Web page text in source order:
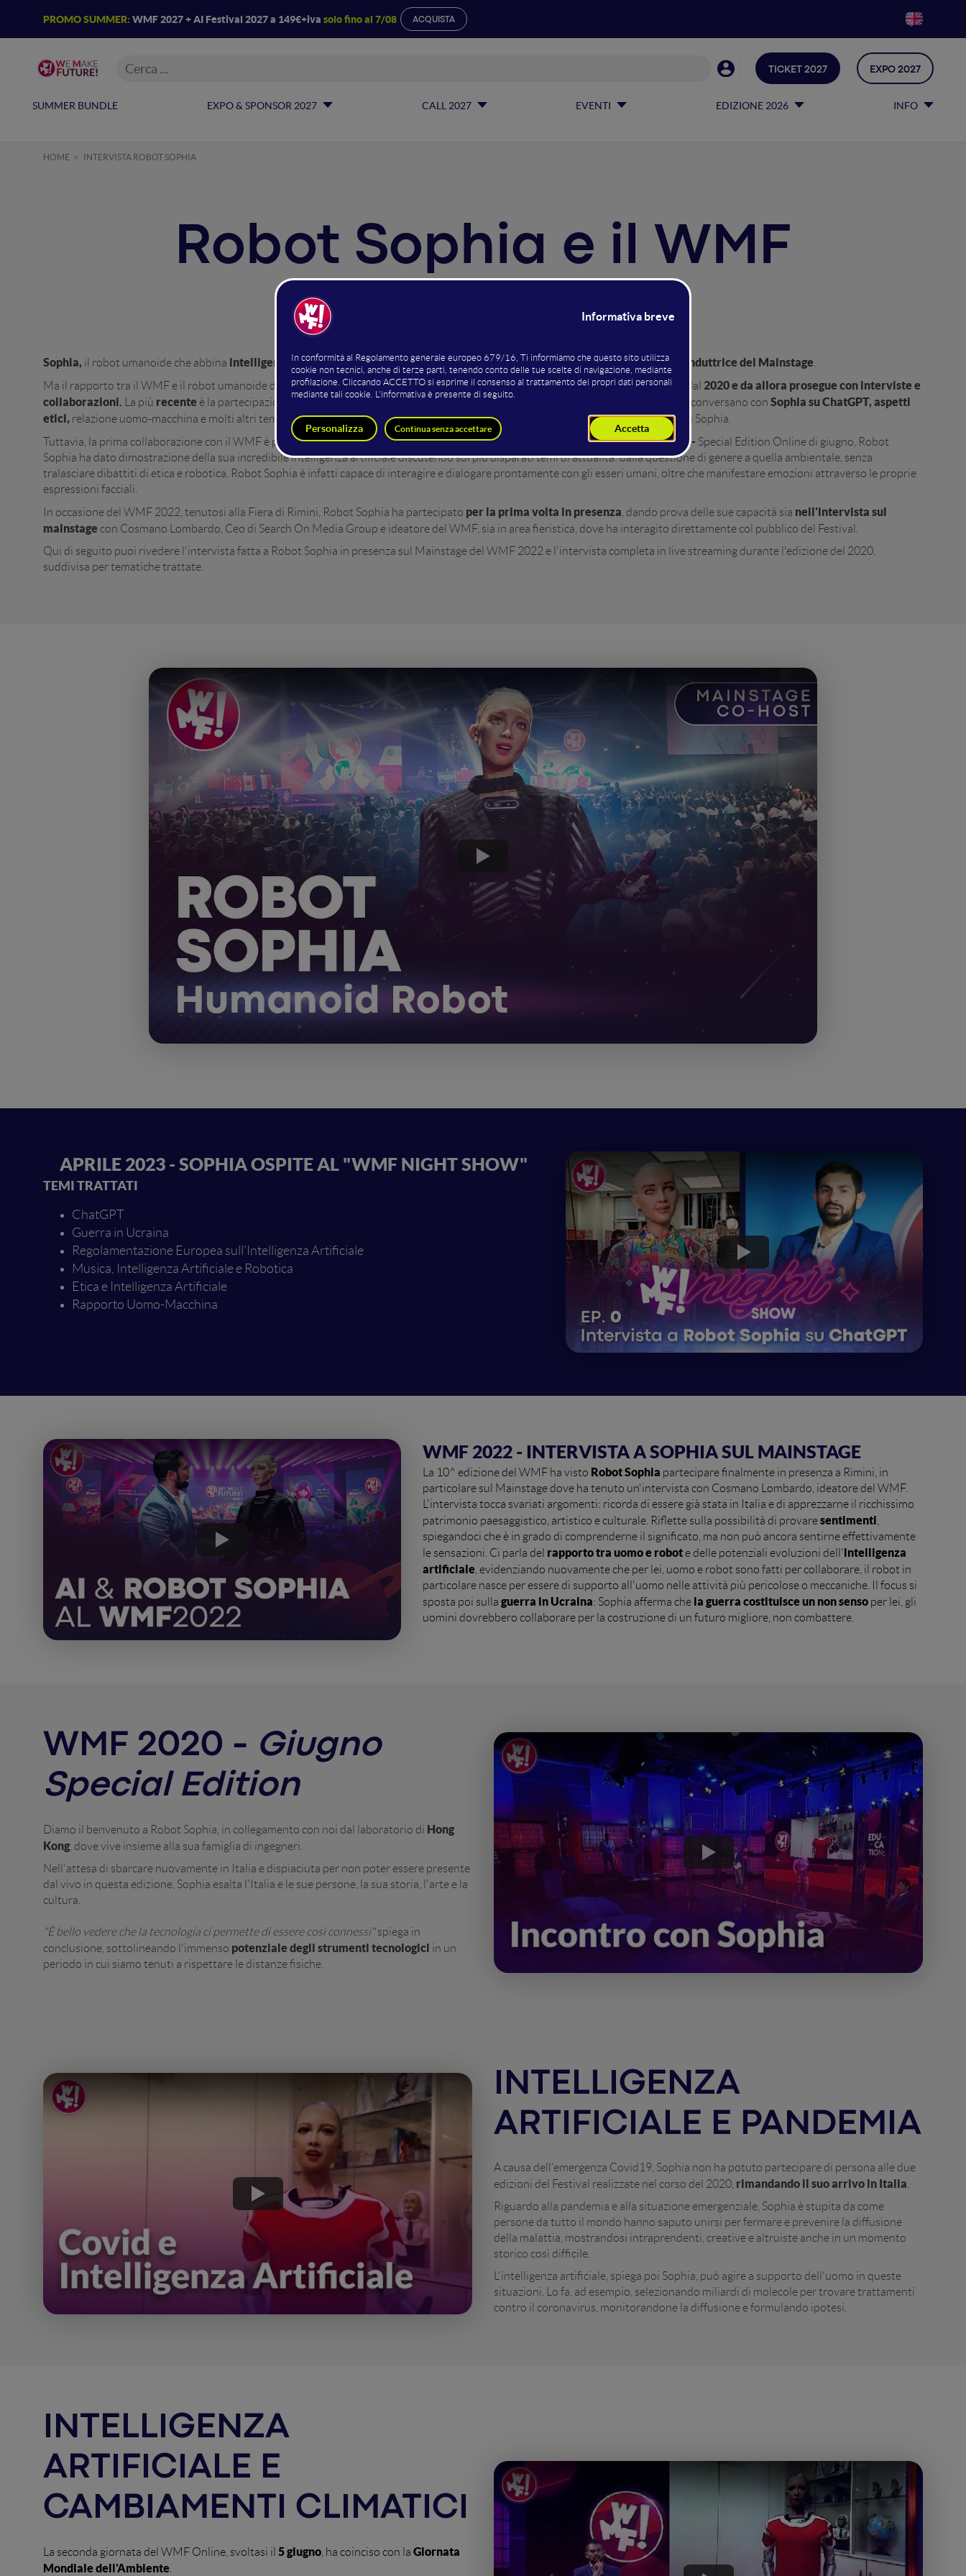
PROMO SUMMER: WMF 2027 + AI Festival 2027 a 149€+iva solo fino al 7/08 ACQUISTA
SUMMER BUNDLE EXPO & SPONSOR 2027 CALL 2027 EVENTI EDIZIONE 2026 INFO
TICKET 2027 EXPO 2027
HOME INTERVISTA ROBOT SOPHIA
Robot Sophia e il WMF
Al WMF il Robot umanoide più avanzato al mondo
Sophia, il robot umanoide che abbina intelligenza artificialeeroboticaanche nel2023è stata presente al WMF, in qualità dicoconduttrice del Mainstage
Ma il rapporto tra il WMF e il robot umanoide di Hanson Robotics Limited più avanzato e più simile all’uomo mai realizzato, è attivo dal 2020 e da allora prosegue con interviste e
collaborazioni.
La più recente è la partecipazione al WMF Night Show di aprile 2023 in cui Giorigo Taveniti e Cosmano Lombardo conversano con Sophia su ChatGPT, aspetti
etici, relazione uomo-macchina e molti altri temi. Nella seguente pagina puoi vedere l'intera puntata e approfondire la conoscenza su Sophia.
Tuttavia, la prima collaborazione con il WMF è partita nel 2020,quando incollegamento da Hong Kong durante la tre giorni della - Special Edition Online di giugno , Robot
Sophia ha dato dimostrazione della sua incredibile intelligenza artificiale discutendo sui più disparati temi di attualità: dalla questione di genere a quella ambientale, senza
tralasciare dibattiti di etica e robotica. Robot Sophia è infatti capace di interagire e dialogare prontamente con gli esseri umani, oltre che manifestare emozioni attraverso le proprie
espressioni facciali.
In occasione del WMF 2022, tenutosi alla Fiera di Rimini, Robot Sophia ha partecipato per la prima volta in presenza , dando prova delle sue capacità sia nell'intervista sul
mainstage con Cosmano Lombardo, Ceo di Search On Media Group e ideatore del WMF, sia in area fieristica, dove ha interagito direttamente col pubblico del Festival.
Qui di seguito puoi rivedere l'intervista fatta a Robot Sophia in presenza sul Mainstage del WMF 2022 e l'intervista completa in live streaming durante l'edizione del 2020,
suddivisa per tematiche trattate.
APRILE 2023 - SOPHIA OSPITE AL "WMF NIGHT SHOW"
TEMI TRATTATI
ChatGPT
Guerra in Ucraina
Regolamentazione Europea sull'Intelligenza Artificiale
Musica, Intelligenza Artificiale e Robotica
Etica e Intelligenza Artificiale
Rapporto Uomo-Macchina
WMF 2022 - INTERVISTA A SOPHIA SUL MAINSTAGE
La 10^ edizione del WMF ha visto Robot Sophia partecipare finalmente in presenza a Rimini, in
particolare sul Mainstage dove ha tenuto un'intervista con Cosmano Lombardo, ideatore del WMF.
L'intervista tocca svariati argomenti: ricorda di essere già stata in Italia e di apprezzarne il ricchissimo
patrimonio paesaggistico, artistico e culturale. Riflette sulla possibilità di provaresentimenti
spiegandoci che è in grado di comprenderne il significato, ma non può ancora sentirne effettivamente
le sensazioni. Ci parla del rapporto tra uomo e robote delle potenziali evoluzioni dell'intelligenza
artificiale, evidenziando nuovamente che per lei, uomo e robot sono fatti per collaborare, il robot in
particolare nasce per essere di supporto all'uomo nelle attività più pericolose o meccaniche. Il focus si
sposta poi sulla guerra in Ucraina: Sophia afferma che la guerra costituisce un non sensoper lei, gli
uomini dovrebbero collaborare per la costruzione di un futuro migliore, non combattere.
WMF 2020 - Giugno
Special Edition
Diamo il benvenuto a Robot Sophia, in collegamento con noi dal laboratorio di Hong
Kong, dove vive insieme alla sua famiglia di ingegneri.
Nell'attesa di sbarcare nuovamente in Italia e dispiaciuta per non poter essere presente
dal vivo in questa edizione, Sophia esalta l'Italia e le sue persone, la sua storia, l'arte e la
cultura.
"È bello vedere che la tecnologia ci permette di essere così connessi"spiega in
conclusione, sottolineando l'immenso potenziale degli strumenti tecnologici in un
periodo in cui siamo tenuti a rispettare le distanze fisiche.
INTELLIGENZA
ARTIFICIALE E PANDEMIA
A causa dell'emergenza Covid19, Sophia non ha potuto partecipare di persona alle due
edizioni del Festival realizzate nel corso del 2020, rimandando il suo arrivo in Italia
Riguardo alla pandemia e alla situazione emergenziale, Sophia è stupita da come
persone da tutto il mondo hanno saputo unirsi per fermare e prevenire la diffusione
della malattia, mostrandosi intraprendenti, creative e altruiste anche in un momento
storico così difficile.
L'intelligenza artificiale, spiega poi Sophia, può agire a supporto dell'uomo in queste
situazioni. Lo fa, ad esempio, selezionando miliardi di molecole per trovare trattamenti
contro il coronavirus, monitorandone la diffusione e formulando ipotesi.
INTELLIGENZA
ARTIFICIALE E
CAMBIAMENTI CLIMATICI
La seconda giornata del WMF Online, svoltasi il 5 giugno , ha coinciso con la Giornata
Mondiale dell'Ambiente